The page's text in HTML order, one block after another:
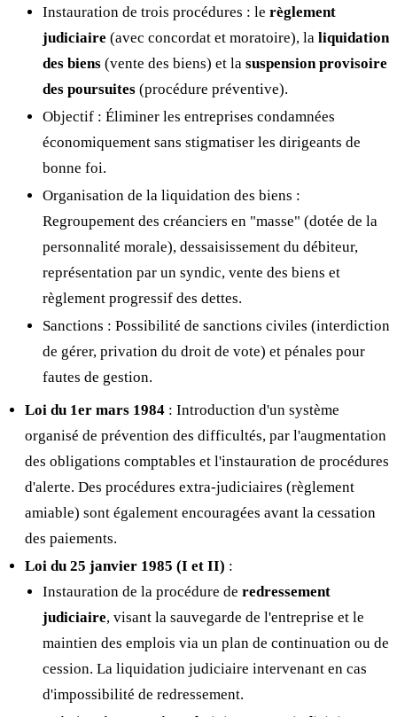
Instauration de trois procédures : le règlement
judiciaire (avec concordat et moratoire), la liquidation
des biens (vente des biens) et la suspension provisoire
des poursuites (procédure préventive).
Objectif : Éliminer les entreprises condamnées
économiquement sans stigmatiser les dirigeants de
bonne foi.
Organisation de la liquidation des biens :
Regroupement des créanciers en "masse" (dotée de la
personnalité morale), dessaisissement du débiteur,
représentation par un syndic, vente des biens et
règlement progressif des dettes.
Sanctions : Possibilité de sanctions civiles (interdiction
de gérer, privation du droit de vote) et pénales pour
fautes de gestion.
Loi du 1er mars 1984 : Introduction d'un système
organisé de prévention des difficultés, par l'augmentation
des obligations comptables et l'instauration de procédures
d'alerte. Des procédures extra-judiciaires (règlement
amiable) sont également encouragées avant la cessation
des paiements.
Loi du 25 janvier 1985 (I et II) :
Instauration de la procédure de redressement
judiciaire, visant la sauvegarde de l'entreprise et le
maintien des emplois via un plan de continuation ou de
cession. La liquidation judiciaire intervenant en cas
d'impossibilité de redressement.